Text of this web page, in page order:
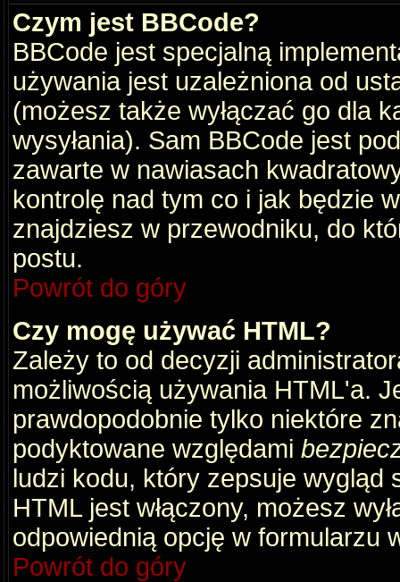
Czym jest BBCode?
BBCode jest specjalną
używania jest uzależniona od
(możesz także wyłączać go dla
wysyłania). Sam BBCode jest
zawarte w nawiasach
kontrolę nad tym co i jak będzie
znajdziesz w przewodniku, do
postu.
Powrót do góry
Czy mogę używać HTML?
Zależy to od decyzji
możliwością używania HTML'a.
prawdopodobnie tylko niektóre
podyktowane względami
ludzi kodu, który zepsuje wygląd
HTML jest włączony, możesz
odpowiednią opcję w formularzu
Powrót do góry